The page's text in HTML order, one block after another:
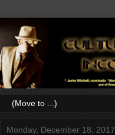
Monday, December 18, 2017